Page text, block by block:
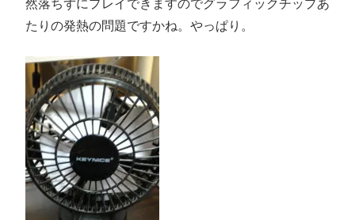
然落ちずにプレイできますのでグラフィックチップあ
たりの発熱の問題ですかね。やっぱり。